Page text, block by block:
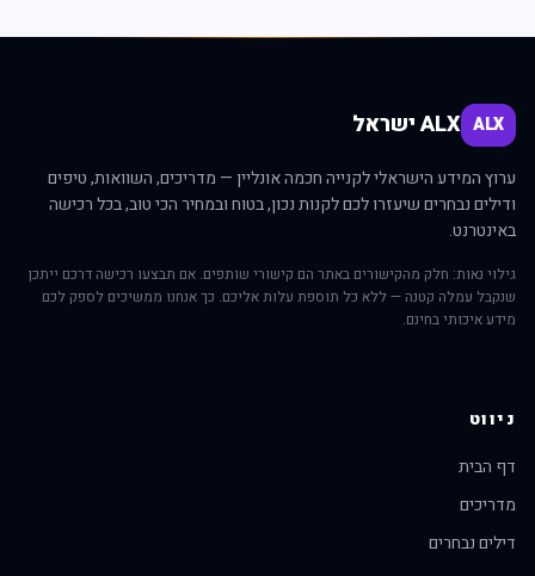
ALX ALX ישראל
ערוץ המידע הישראלי לקנייה חכמה אונליין — מדריכים, השוואות, טיפים
ודילים נבחרים שיעזרו לכם לקנות נכון, בטוח ובמחיר הכי טוב, בכל רכישה
באינטרנט.
גילוי נאות: חלק מהקישורים באתר הם קישורי שותפים. אם תבצעו רכישה דרכם ייתכן
שנקבל עמלה קטנה — ללא כל תוספת עלות אליכם. כך אנחנו ממשיכים לספק לכם
מידע איכותי בחינם.
ניווט
דף הבית
מדריכים
דילים נבחרים